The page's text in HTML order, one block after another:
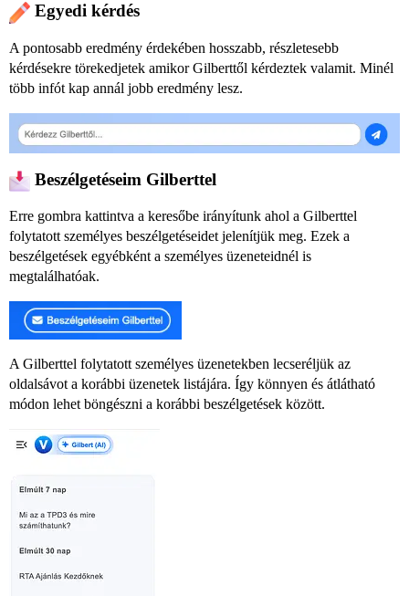
Egyedi kérdés
A pontosabb eredmény érdekében hosszabb, részletesebb
kérdésekre törekedjetek amikor Gilberttől kérdeztek valamit. Minél
több infót kap annál jobb eredmény lesz.
Beszélgetéseim Gilberttel
Erre gombra kattintva a keresőbe irányítunk ahol a Gilberttel
folytatott személyes beszélgetéseidet jelenítjük meg. Ezek a
beszélgetések egyébként a személyes üzeneteidnél is
megtalálhatóak.
A Gilberttel folytatott személyes üzenetekben lecseréljük az
oldalsávot a korábbi üzenetek listájára. Így könnyen és átlátható
módon lehet böngészni a korábbi beszélgetések között.